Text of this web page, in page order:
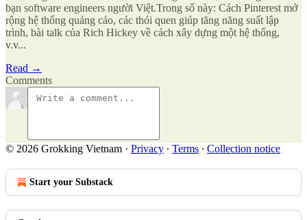
bạn software engineers người Việt.Trong số này: Cách Pinterest mở
rộng hệ thống quảng cáo, các thói quen giúp tăng năng suất lập
trình, bài talk của Rich Hickey về cách xây dựng một hệ thống,
v.v...
Read →
Comments
© 2026 Grokking Vietnam · Privacy ∙ Terms ∙ Collection notice
Start your Substack